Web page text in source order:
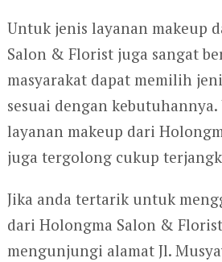
Untuk jenis layanan makeup
Salon & Florist juga sangat
masyarakat dapat memilih
sesuai dengan
layanan makeup dari
juga tergolong cukup
Jika anda tertarik untuk
dari Holongma Salon &
mengunjungi alamat Jl.